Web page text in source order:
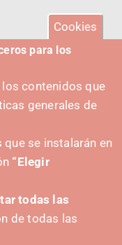
Cookies
para los
contenidos que
generales de
se instalarán en
“Elegir
todas las
de todas las